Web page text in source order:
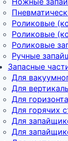
Роликовые
Роликовые
Роликовые
Ручные
Запасные
Для
Для
Для
Для горячих
Для
Для